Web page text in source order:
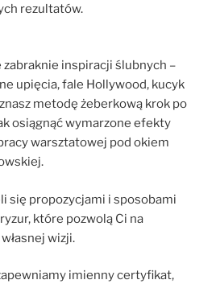
rezultatów.
zabraknie inspiracji ślubnych –
upięcia, fale Hollywood, kucyk
metodę żeberkową krok po
osiągnąć wymarzone efekty
warsztatowej pod okiem
się propozycjami i sposobami
które pozwolą Ci na
wizji.
imienny certyfikat,